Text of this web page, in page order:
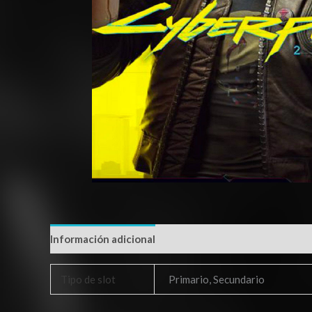
Información adicional
Tipo de slot Primario, Secundario